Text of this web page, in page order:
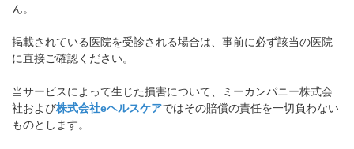
ん。
掲載されている医院を受診される場合は、事前に必ず該当の医院
に直接ご確認ください。
当サービスによって生じた損害について、ミーカンパニー株式会
社および株式会社eヘルスケアではその賠償の責任を一切負わない
ものとします。